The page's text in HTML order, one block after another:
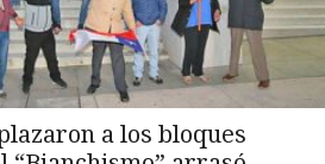
a los bloques